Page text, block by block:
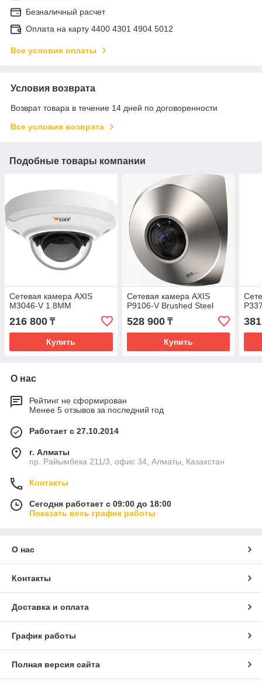
Безналичный расчет
Оплата на карту 4400 4301 4904 5012
Все условия оплаты
Условия возврата
Возврат товара в течение 14 дней по договоренности
Все условия возврата
Подобные товары компании
Сетевая камера AXIS
M3046-V 1.8MM
216 800 ₸
Купить
Сетевая камера AXIS
P9106-V Brushed Steel
528 900₸
Купить
О нас
Рейтинг не сформирован
Менее 5 отзывов за последний год
Работает с 27.10.2014
г. Алматы
пр. Райымбека 211/3, офис 34, Алматы, Казахстан
Контакты
Сегодня работает с 09:00 до 18:00
Показать весь график работы
О нас
Контакты
Доставка и оплата
График работы
Полная версия сайта